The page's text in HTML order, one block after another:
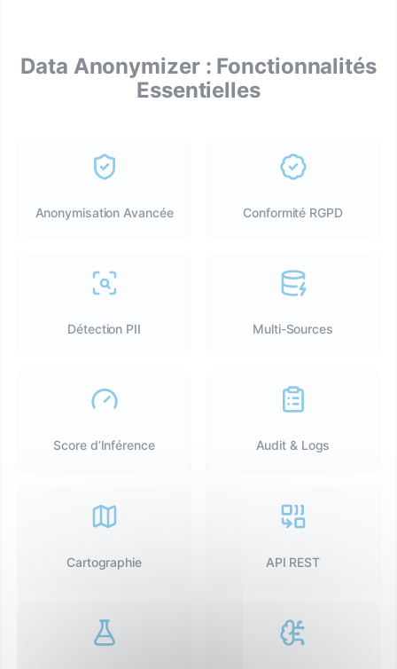
Data Anonymizer : Fonctionnalités
Essentielles
Anonymisation Avancée Conformité RGPD
Détection PII Multi-Sources
Score d’Inférence Audit & Logs
Cartographie API REST